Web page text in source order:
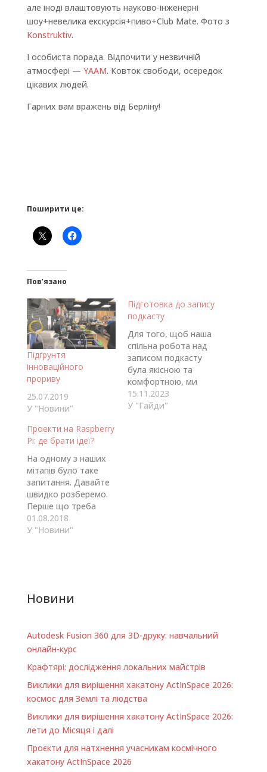
але іноді влаштовують науково-інженерні
шоу+невелика екскурсія+пиво+Club Mate. Фото з
Konstruktiv.
І особиста порада. Відпочити у незвичній
атмосфері — YAAM. Ковток свободи, осередок
цікавих людей.
Гарних вам вражень від Берліну!
Поширити це:
Пов’язано
Підґрунтя
інноваційного
прориву
25.07.2019
У "Новини"
Підготовка до запису
подкасту
Для того, щоб наша
спільна робота над
записом подкасту
була якісною та
комфортною, ми
підготували чек-лист
з побажаннями
15.11.2023
У "Гайди"
Проекти на Raspberry
Pi: де брати ідеї?
На одному з наших
мітапів було таке
запитання. Давайте
швидко розберемо.
Перше що треба
знати — Raspberry Pi
дуже простий та
базовому рівні. Але
розберетеся з Linux
та GPIO — може
стати потужним
помічником у…
01.08.2018
У "Новини"
Новини
Autodesk Fusion 360 для 3D-друку: навчальний
онлайн-курс
Крафтярі: дослідження локальних майстрів
Виклики для вирішення хакатону ActInSpace 2026:
космос для Землі та людства
Виклики для вирішення хакатону ActInSpace 2026:
лети до Місяця і далі
Проєкти для натхнення учасникам космічного
хакатону ActInSpace 2026